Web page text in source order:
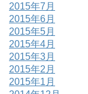
2015年7月
2015年6月
2015年5月
2015年4月
2015年3月
2015年2月
2015年1月